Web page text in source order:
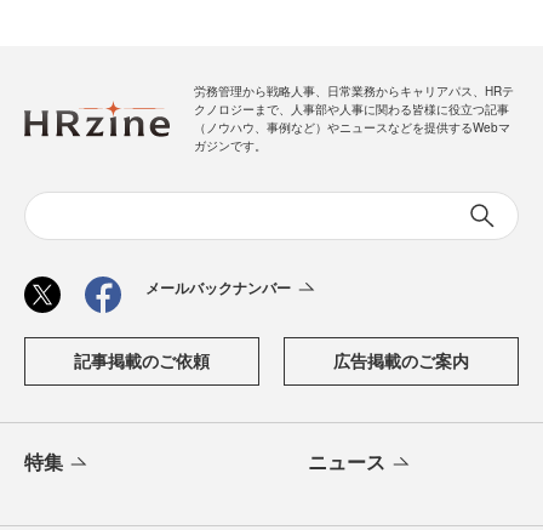
労務管理から戦略人事、日常業務からキャリアパス、HRテ
クノロジーまで、人事部や人事に関わる皆様に役立つ記事
（ノウハウ、事例など）やニュースなどを提供するWebマ
ガジンです。
メールバックナンバー
記事掲載のご依頼 広告掲載のご案内
特集 ニュース